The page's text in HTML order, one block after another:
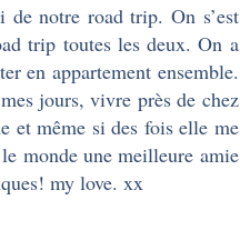
de notre road trip. On s’est
trip toutes les deux. On a
en appartement ensemble.
jours, vivre près de chez
et même si des fois elle me
monde une meilleure amie
my love. xx